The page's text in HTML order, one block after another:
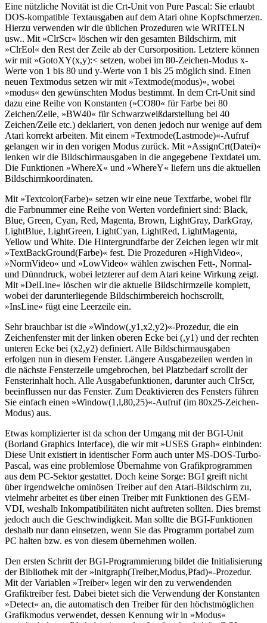
Eine nützliche Novität ist die Crt-Unit von Pure Pascal: Sie erlaubt
DOS-kompatible Textausgaben auf dem Atari ohne Kopfschmerzen.
Hierzu verwenden wir die üblichen Prozeduren wie WRITELN
usw.. Mit »ClrScr« löschen wir den gesamten Bildschirm, mit
»ClrEol« den Rest der Zeile ab der Cursorposition. Letztere können
wir mit »GotoXY(x,y):< setzen, wobei im 80-Zeichen-Modus x-
Werte von 1 bis 80 und y-Werte von 1 bis 25 möglich sind. Einen
neuen Textmodus setzen wir mit »Textmode(modus)«, wobei
»modus« den gewünschten Modus bestimmt. In dem Crt-Unit sind
dazu eine Reihe von Konstanten (»CO80« für Farbe bei 80
Zeichen/Zeile, »BW40« für Schwarzweißdarstellung bei 40
Zeichen/Zeile etc.) deklariert, von denen jedoch nur wenige auf dem
Atari korrekt arbeiten. Mit einem »Textmode(Lastmode)«-Aufruf
gelangen wir in den vorigen Modus zurück. Mit »AssignCrt(Datei)«
lenken wir die Bildschirmausgaben in die angegebene Textdatei um.
Die Funktionen »WhereX« und »WhereY« liefern uns die aktuellen
Bildschirmkoordinaten.
Mit »Textcolor(Farbe)« setzen wir eine neue Textfarbe, wobei für
die Farbnummer eine Reihe von Werten vordefiniert sind: Black,
Blue, Green, Cyan, Red, Magenta, Brown, LightGray, DarkGray,
LightBlue, LightGreen, LightCyan, LightRed, LightMagenta,
Yellow und White. Die Hintergrundfarbe der Zeichen legen wir mit
»TextBackGround(Farbe)« fest. Die Prozeduren »HighVideo«,
»NormVideo« und »LowVideo« wählen zwischen Fett-, Normal-
und Dünndruck, wobei letzterer auf dem Atari keine Wirkung zeigt.
Mit »DelLine« löschen wir die aktuelle Bildschirmzeile komplett,
wobei der darunterliegende Bildschirmbereich hochscrollt,
»InsLine« fügt eine Leerzeile ein.
Sehr brauchbar ist die »Window(,y1,x2,y2)«-Prozedur, die ein
Zeichenfenster mit der linken oberen Ecke bei (,y1) und der rechten
unteren Ecke bei (x2,y2) definiert. Alle Bildschirmausgaben
erfolgen nun in diesem Fenster. Längere Ausgabezeilen werden in
die nächste Fensterzeile umgebrochen, bei Platzbedarf scrollt der
Fensterinhalt hoch. Alle Ausgabefunktionen, darunter auch ClrScr,
beeinflussen nur das Fenster. Zum Deaktivieren des Fensters führen
Sie einfach einen »Window(1,l,80,25)«-Aufruf (im 80x25-Zeichen-
Modus) aus.
Etwas komplizierter ist da schon der Umgang mit der BGI-Unit
(Borland Graphics Interface), die wir mit »USES Graph« einbinden:
Diese Unit existiert in identischer Form auch unter MS-DOS-Turbo-
Pascal, was eine problemlose Übernahme von Grafikprogrammen
aus dem PC-Sektor gestattet. Doch keine Sorge: BGI greift nicht
über irgendwelche ominösen Treiber auf den Atari-Bildschirm zu,
vielmehr arbeitet es über einen Treiber mit Funktionen des GEM-
VDI, weshalb Inkompatibilitäten nicht auftreten sollten. Dies bremst
jedoch auch die Geschwindigkeit. Man sollte die BGI-Funktionen
deshalb nur dann einsetzen, wenn Sie das Programm portabel zum
PC halten bzw. es von diesem übernehmen wollen.
Den ersten Schritt der BGI-Programmierung bildet die Initialisierung
der Bibliothek mit der »lnitgraph(Treiber,Modus,Pfad)«-Prozedur.
Mit der Variablen »Treiber« legen wir den zu verwendenden
Grafiktreiber fest. Dabei bietet sich die Verwendung der Konstanten
»Detect« an, die automatisch den Treiber für den höchstmöglichen
Grafikmodus verwendet, dessen Kennung wir in »Modus«